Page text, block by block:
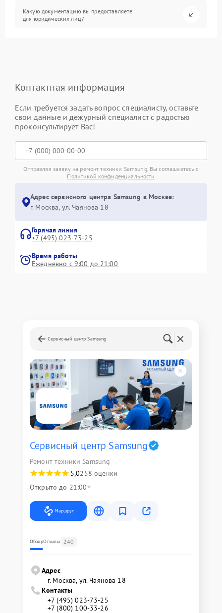
Какую документацию вы предоставляете
для юридических лиц?
Контактная информация
Если требуется задать вопрос специалисту, оставьте
свои данные и дежурный специалист с радостью
проконсультирует Вас!
Отправляя заявку на ремонт техники Samsung, Вы соглашаетесь с
Политикой конфиденциальности
Адрес сервисного центра Samsung в Москве:
г. Москва, ул. Чаянова 18
Горячая линия
+7 (495) 023-73-25
Время работы
Ежедневно с 9:00 до 21:00
Сервисный центр Samsung
Сервисный центр Samsung
Ремонт техники Samsung
5,0258 оценки
Открыто до 21:00
Маршрут
ОбзорОтзывы 240
Адрес
г. Москва, ул. Чаянова 18
Контакты
+7 (495) 023-73-25
+7 (800) 100-33-26